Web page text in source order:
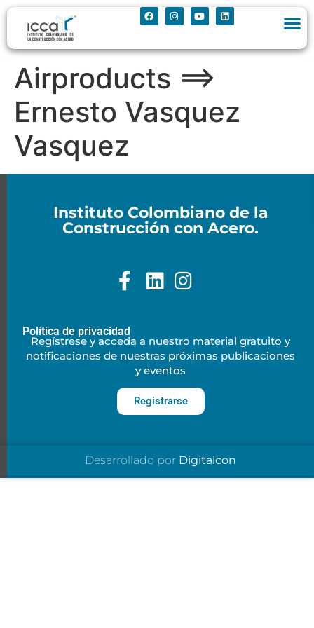
Airproducts ==>
Ernesto Vasquez
Vasquez
Instituto Colombiano de la
Construcción con Acero.
Política de privacidad
Regístrese y acceda a nuestro material gratuito y
notificaciones de nuestras próximas publicaciones
y eventos
Registrarse
Desarrollado por Digitalcon